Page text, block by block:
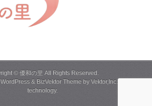
© 優和の里 All Rights Reserved.
WordPress& BizVektor Theme by Vektor,Inc.
technology.